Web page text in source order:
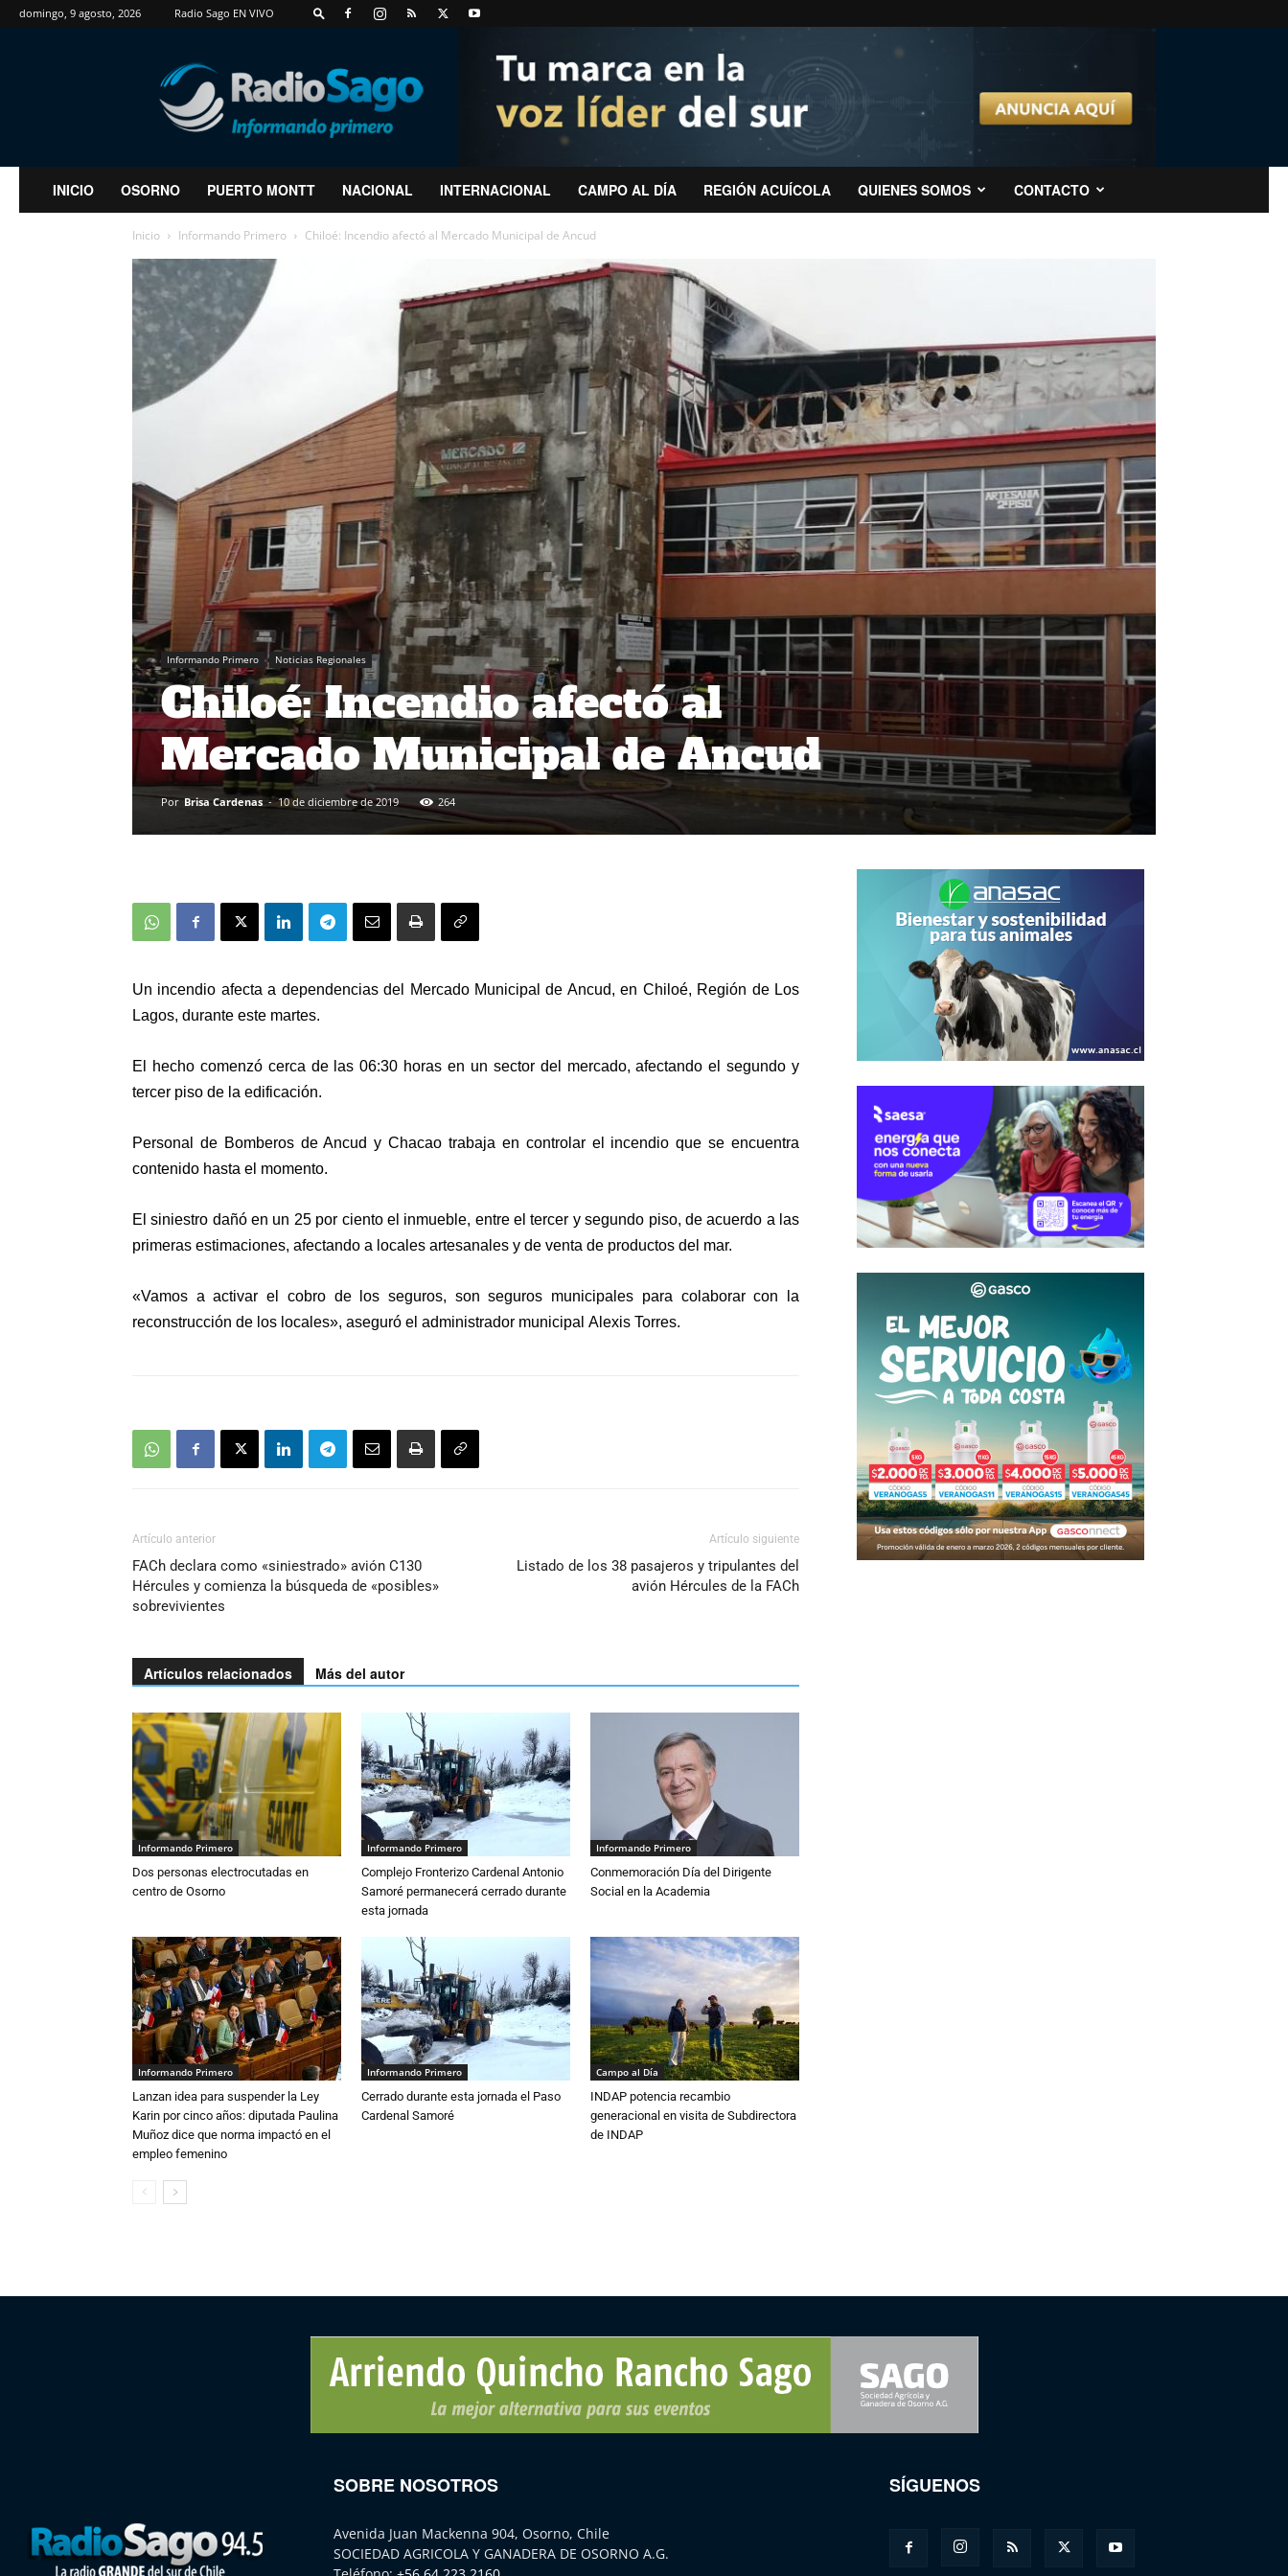
domingo, 9 agosto, 2026 Radio Sago EN VIVO
RadioSago
INICIO OSORNO PUERTO MONTT NACIONAL INTERNACIONAL CAMPO AL DÍA REGIÓN ACUÍCOLA QUIENES SOMOS CONTACTO
Inicio Informando Primero Chiloé: Incendio afectó al Mercado Municipal de Ancud
Informando Primero Noticias Regionales
Chiloé: Incendio afectó al
Mercado Municipal de Ancud
Por Brisa Cardenas - 10 de diciembre de 2019 264
Un incendio afecta a dependencias del Mercado Municipal de Ancud, en Chiloé, Región de Los
Lagos, durante este martes.
El hecho comenzó cerca de las06:30 horas en un sector del mercado, afectando el segundo y
tercer piso de la edificación.
Personal de Bomberos de Ancud y Chacao trabaja en controlar el incendio que se encuentra
contenido hasta el momento.
El siniestro dañó en un 25 por ciento el inmueble, entre el tercer y segundo piso, de acuerdo a las
primeras estimaciones, afectando a locales artesanales y de venta de productos del mar.
«Vamos a activar el cobro de los seguros, son seguros municipales para colaborar con la
reconstrucción de los locales», aseguró el administrador municipal Alexis Torres.
Artículo anterior
FACh declara como «siniestrado» avión C130
Hércules y comienza la búsqueda de «posibles»
sobrevivientes
Artículo siguiente
Listado de los 38 pasajeros y tripulantes del
avión Hércules de la FACh
Artículos relacionados Más del autor
Informando Primero
Dos personas electrocutadas en
centro de Osorno
Informando Primero
Complejo Fronterizo Cardenal Antonio
Samoré permanecerá cerrado durante
esta jornada
Informando Primero
Conmemoración Día del Dirigente
Social en la Academia
Informando Primero
Lanzan idea para suspender la Ley
Karin por cinco años: diputada Paulina
Muñoz dice que norma impactó en el
empleo femenino
Informando Primero
Cerrado durante esta jornada el Paso
Cardenal Samoré
Campo al Día
INDAP potencia recambio
generacional en visita de Subdirectora
de INDAP
SOBRE NOSOTROS
Avenida Juan Mackenna 904, Osorno, Chile
SOCIEDAD AGRICOLA Y GANADERA DE OSORNO A.G.
SÍGUENOS